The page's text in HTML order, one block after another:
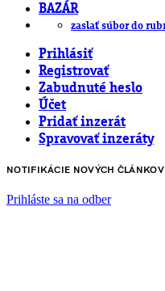
BAZÁR
zaslať súbor do
Prihlásiť
Registrovať
Zabudnuté heslo
Účet
Pridať inzerát
Spravovať inzeráty
NOTIFIKÁCIE NOVÝCH ČLÁNKOV
Prihláste sa na odber